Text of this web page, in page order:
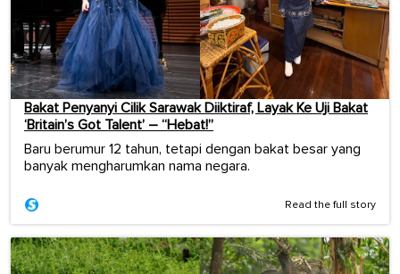
Bakat Penyanyi Cilik Sarawak Diiktiraf, Layak Ke Uji Bakat
‘Britain’s Got Talent’ – “Hebat!”
Baru berumur 12 tahun, tetapi dengan bakat besar yang
banyak mengharumkan nama negara.
Read the full story